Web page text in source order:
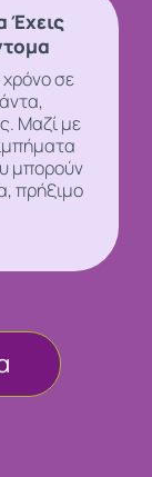
Έχεις
σε
Μαζί με
μπορούν
πρήξιμο